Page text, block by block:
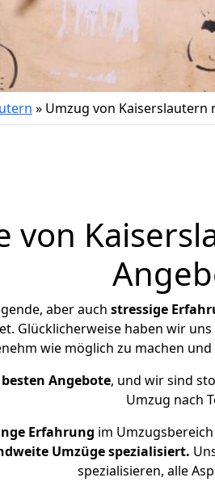
» Umzug von Kaiserslautern
von
aber auch stressige
Glücklicherweise haben wir
wie möglich zu machen und
Angebote, und wir sind
Umzug nach
Erfahrung im
Umzüge spezialisiert.
spezialisieren, alle